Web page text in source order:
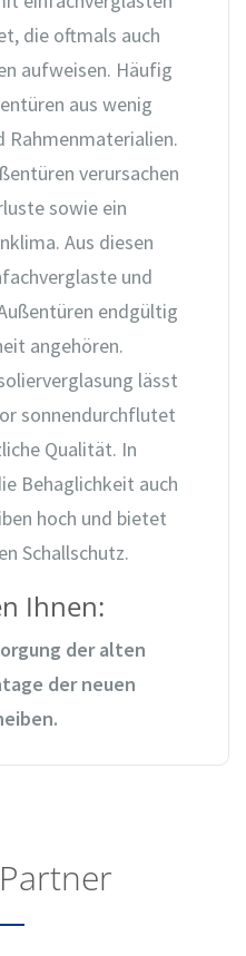
die oftmals auch
aufweisen. Häufig
aus wenig
Rahmenmaterialien.
verursachen
sowie ein
Aus diesen
und
endgültig
angehören.
lässt
sonnendurchflutet
Qualität. In
Behaglichkeit auch
hoch und bietet
Schallschutz.
Ihnen:
der alten
der neuen